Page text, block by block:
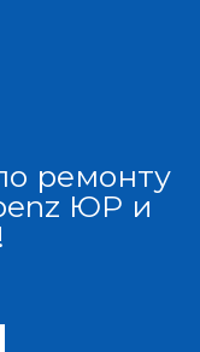
ремонту
ЮР и